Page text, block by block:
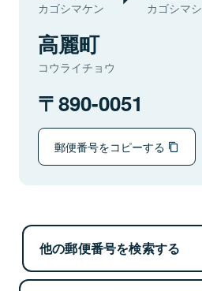
カゴシマケン カゴシマシ
高麗町
コウライチョウ
890-0051
郵便番号をコピーする
他の郵便番号を検索する